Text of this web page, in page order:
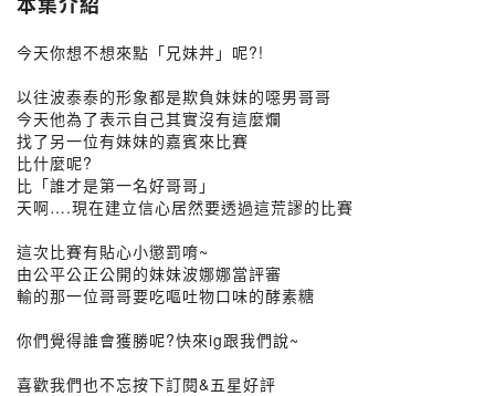
今天你想不想來點「兄妹丼」呢?!
以往波泰泰的形象都是欺負妹妹的噁男哥哥
今天他為了表示自己其實沒有這麼爛
找了另一位有妹妹的嘉賓來比賽
比什麼呢?
比「誰才是第一名好哥哥」
天啊….現在建立信心居然要透過這荒謬的比賽
這次比賽有貼心小懲罰唷~
由公平公正公開的妹妹波娜娜當評審
輸的那一位哥哥要吃嘔吐物口味的酵素糖
你們覺得誰會獲勝呢?快來ig跟我們說~
喜歡我們也不忘按下訂閱&五星好評